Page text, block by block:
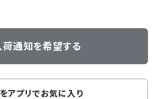
荷通知を希望する
アプリでお気に入り